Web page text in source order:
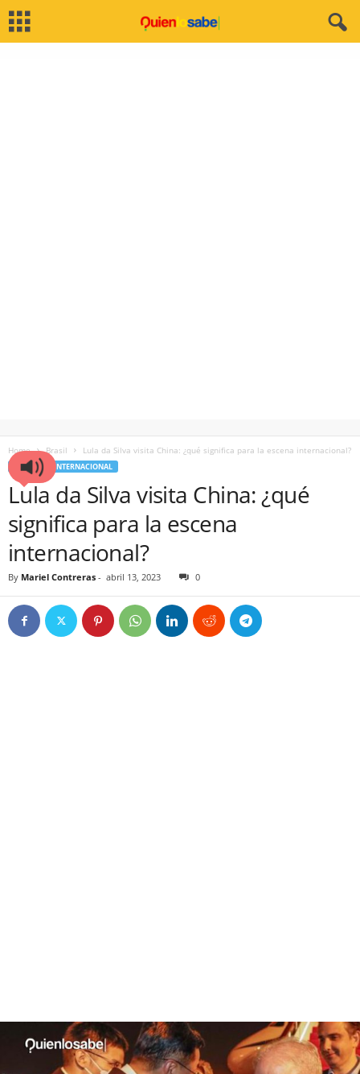
Home Brasil Lula da Silva visita China: ¿qué significa para la escena internacional?
BRASIL INTERNACIONAL
Lula da Silva visita China: ¿qué
significa para la escena
internacional?
By Mariel Contreras - abril 13, 2023 0